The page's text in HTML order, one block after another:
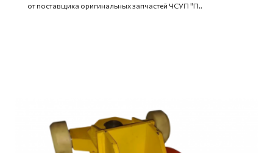
от поставщика оригинальных запчастей ЧСУП "П..